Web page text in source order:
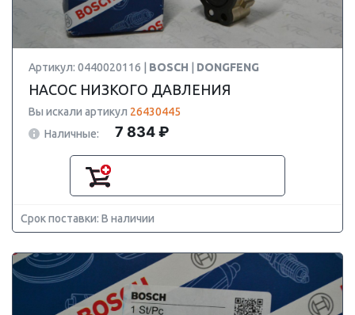
Артикул: 0440020116 | BOSCH DONGFENG
НАСОС НИЗКОГО ДАВЛЕНИЯ
Вы искали артикул 26430445
Наличные:
7 834 ₽
Срок поставки: В наличии